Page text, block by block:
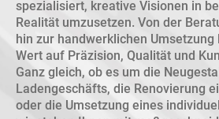
spezialisiert, kreative Visionen in
Realität umzusetzen. Von der
hin zur handwerklichen
Wert auf Präzision, Qualität und
Ganz gleich, ob es um die
Ladengeschäfts, die Renovierung
oder die Umsetzung eines